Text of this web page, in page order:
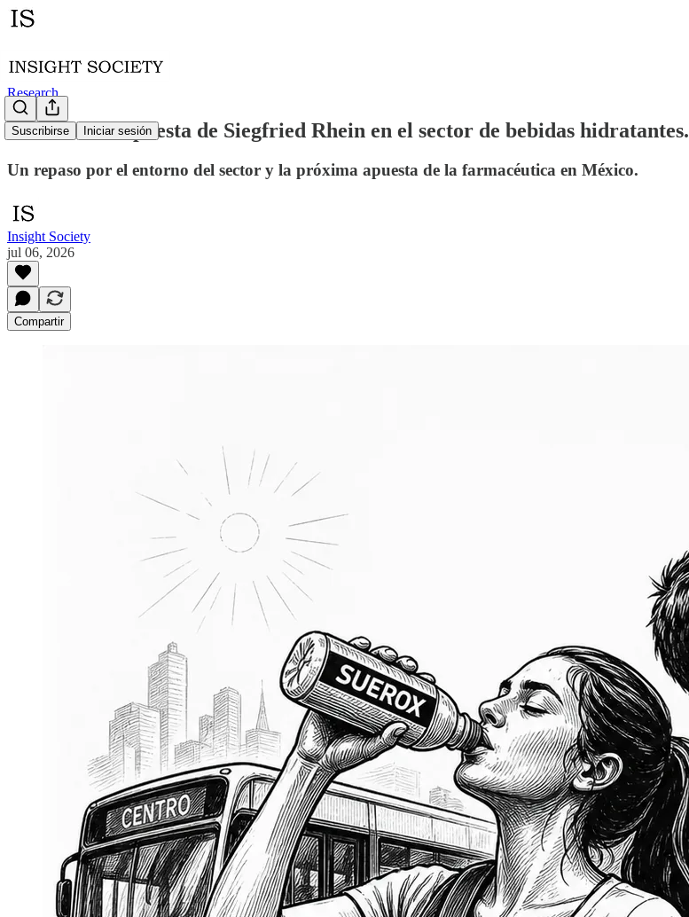
Suscribirse Iniciar sesión
Research
Idrafast: La apuesta de Siegfried Rhein en el sector de bebidas hidratantes.
Un repaso por el entorno del sector y la próxima apuesta de la farmacéutica en México.
Insight Society
jul 06, 2026
Compartir